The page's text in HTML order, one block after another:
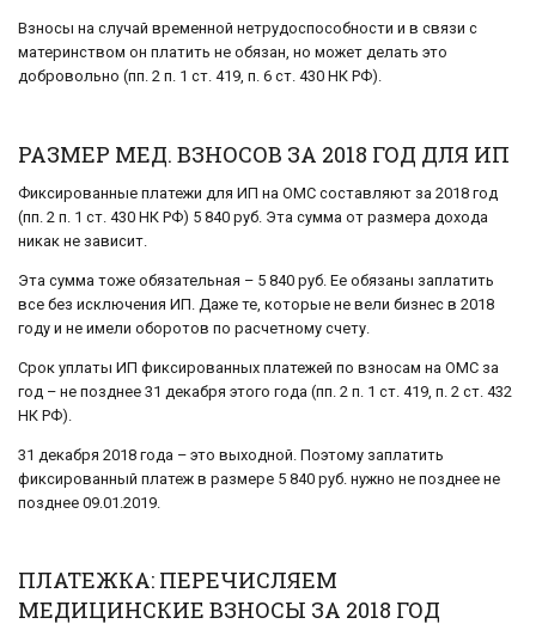
Взносы на случай временной нетрудоспособности и в связи с
материнством он платить не обязан, но может делать это
добровольно (пп. 2 п. 1 ст. 419, п. 6 ст. 430 НК РФ).
РАЗМЕР МЕД. ВЗНОСОВ ЗА 2018 ГОД ДЛЯ ИП
Фиксированные платежи для ИП на ОМС составляют за 2018 год
(пп. 2 п. 1 ст. 430 НК РФ) 5 840 руб. Эта сумма от размера дохода
никак не зависит.
Эта сумма тоже обязательная – 5 840 руб. Ее обязаны заплатить
все без исключения ИП. Даже те, которые не вели бизнес в 2018
году и не имели оборотов по расчетному счету.
Срок уплаты ИП фиксированных платежей по взносам на ОМС за
год – не позднее 31 декабря этого года (пп. 2 п. 1 ст. 419, п. 2 ст. 432
НК РФ).
31 декабря 2018 года – это выходной. Поэтому заплатить
фиксированный платеж в размере 5 840 руб. нужно не позднее не
позднее 09.01.2019.
ПЛАТЕЖКА: ПЕРЕЧИСЛЯЕМ
МЕДИЦИНСКИЕ ВЗНОСЫ ЗА 2018 ГОД